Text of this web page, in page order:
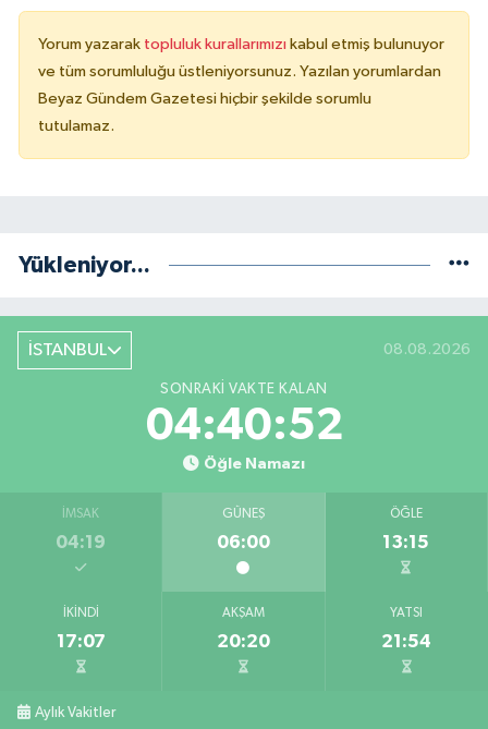
Yorum yazarak topluluk kurallarımızı kabul etmiş bulunuyor
ve tüm sorumluluğu üstleniyorsunuz. Yazılan yorumlardan
Beyaz Gündem Gazetesi hiçbir şekilde sorumlu
tutulamaz.
Yükleniyor...
İSTANBUL 08.08.2026
SONRAKI VAKTE KALAN
04:40:51
Öğle Namazı
İMSAK
04:19
GÜNEŞ
06:00
ÖĞLE
13:15
İKINDI
17:07
AKŞAM
20:20
YATSI
21:54
Aylık Vakitler